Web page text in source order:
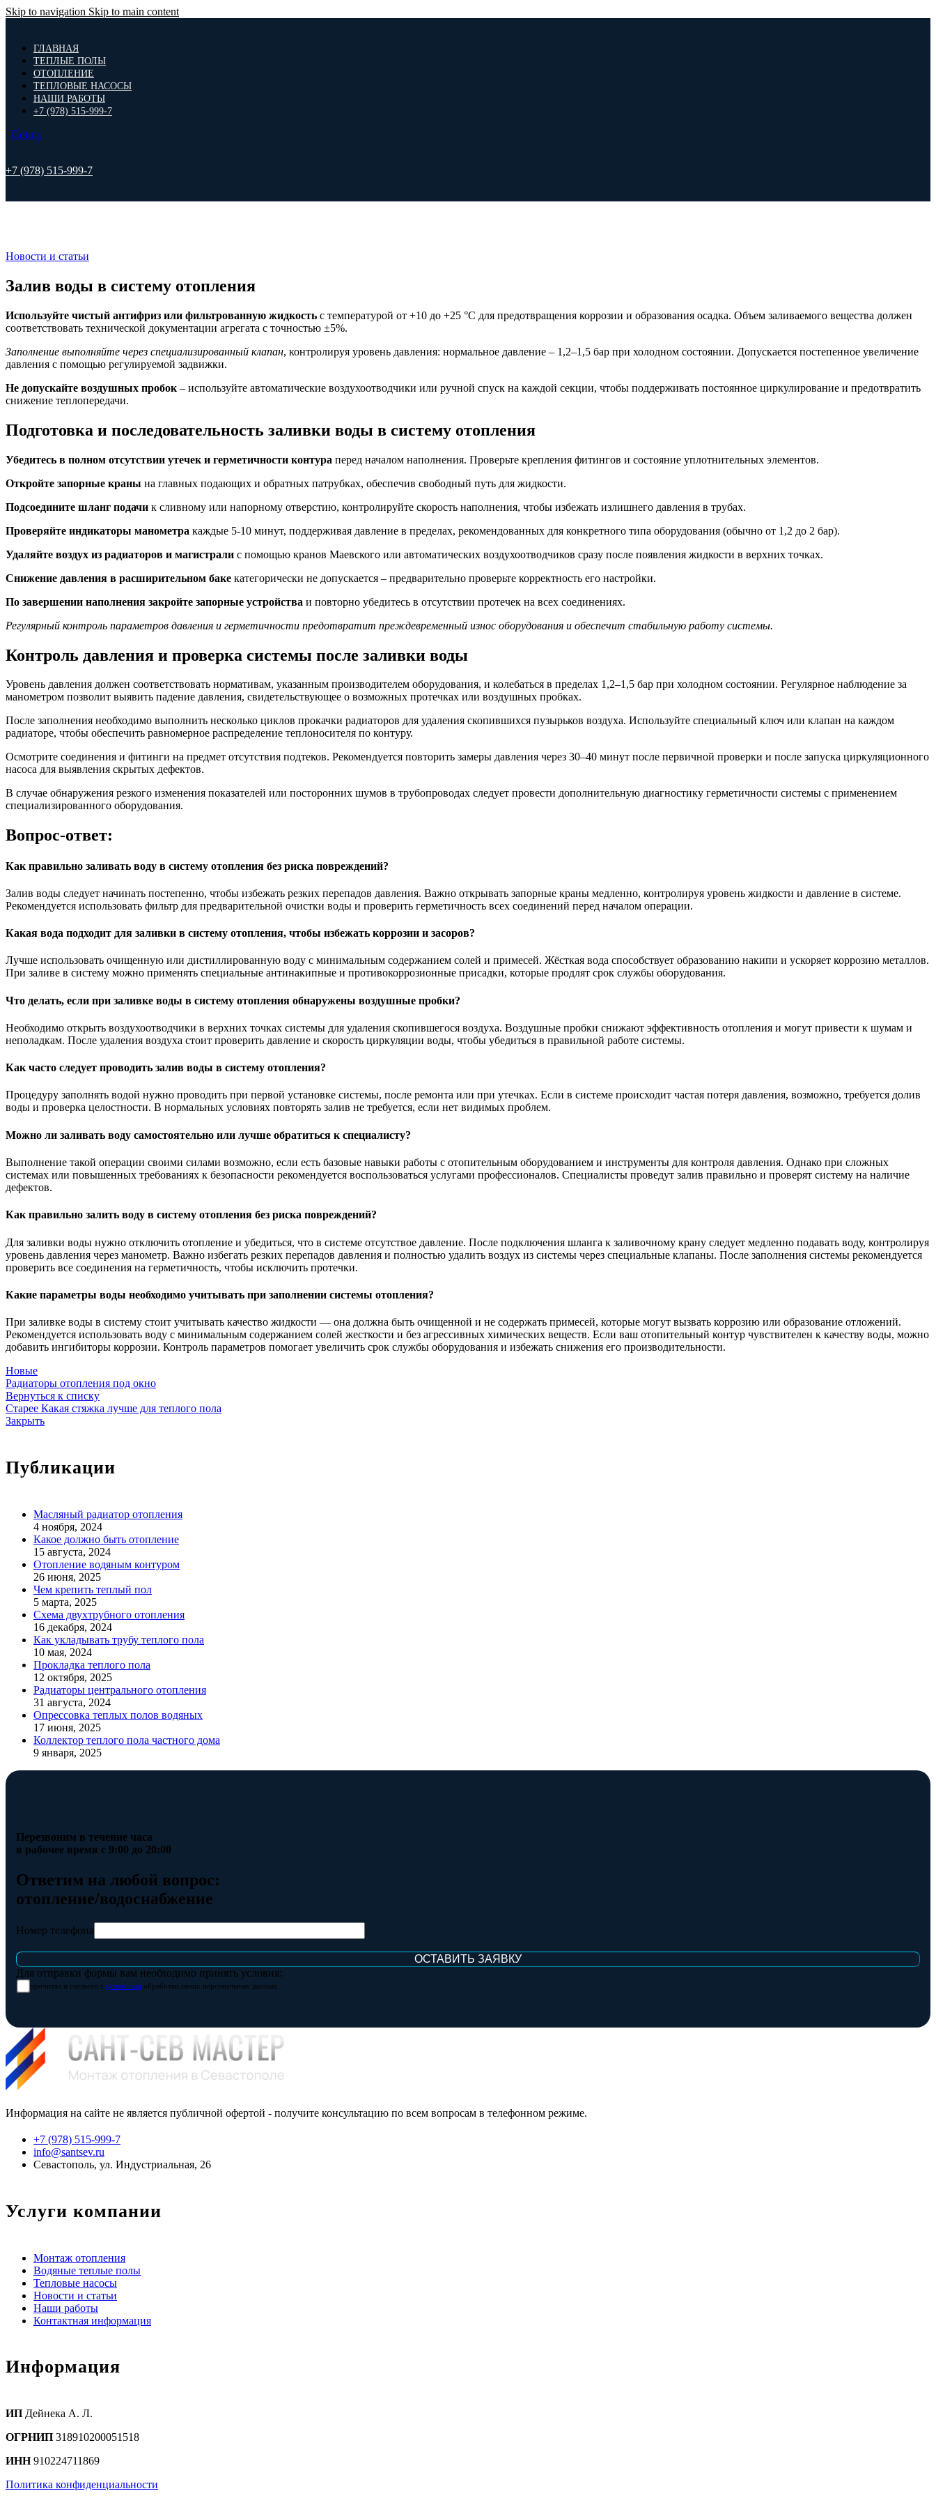
Skip to navigation Skip to main content
ГЛАВНАЯ
ТЕПЛЫЕ ПОЛЫ
ОТОПЛЕНИЕ
ТЕПЛОВЫЕ НАСОСЫ
НАШИ РАБОТЫ
+7 (978) 515-999-7
Поиск
+7 (978) 515-999-7
Новости и статьи
Залив воды в систему отопления
Используйте чистый антифриз или фильтрованную жидкость с температурой от +10 до +25 °C для предотвращения коррозии и образования осадка. Объем заливаемого вещества должен
соответствовать технической документации агрегата с точностью ±5%.
Заполнение выполняйте через специализированный клапан, контролируя уровень давления: нормальное давление – 1,2–1,5 бар при холодном состоянии. Допускается постепенное увеличение
давления с помощью регулируемой задвижки.
Не допускайте воздушных пробок – используйте автоматические воздухоотводчики или ручной спуск на каждой секции, чтобы поддерживать постоянное циркулирование и предотвратить
снижение теплопередачи.
Подготовка и последовательность заливки воды в систему отопления
Убедитесь в полном отсутствии утечек и герметичности контура перед началом наполнения. Проверьте крепления фитингов и состояние уплотнительных элементов.
Откройте запорные краны на главных подающих и обратных патрубках, обеспечив свободный путь для жидкости.
Подсоедините шланг подачи к сливному или напорному отверстию, контролируйте скорость наполнения, чтобы избежать излишнего давления в трубах.
Проверяйте индикаторы манометра каждые 5-10 минут, поддерживая давление в пределах, рекомендованных для конкретного типа оборудования (обычно от 1,2 до 2 бар).
Удаляйте воздух из радиаторов и магистрали с помощью кранов Маевского или автоматических воздухоотводчиков сразу после появления жидкости в верхних точках.
Снижение давления в расширительном баке категорически не допускается – предварительно проверьте корректность его настройки.
По завершении наполнения закройте запорные устройства и повторно убедитесь в отсутствии протечек на всех соединениях.
Регулярный контроль параметров давления и герметичности предотвратит преждевременный износ оборудования и обеспечит стабильную работу системы.
Контроль давления и проверка системы после заливки воды
Уровень давления должен соответствовать нормативам, указанным производителем оборудования, и колебаться в пределах 1,2–1,5 бар при холодном состоянии. Регулярное наблюдение за
манометром позволит выявить падение давления, свидетельствующее о возможных протечках или воздушных пробках.
После заполнения необходимо выполнить несколько циклов прокачки радиаторов для удаления скопившихся пузырьков воздуха. Используйте специальный ключ или клапан на каждом
радиаторе, чтобы обеспечить равномерное распределение теплоносителя по контуру.
Осмотрите соединения и фитинги на предмет отсутствия подтеков. Рекомендуется повторить замеры давления через 30–40 минут после первичной проверки и после запуска циркуляционного
насоса для выявления скрытых дефектов.
В случае обнаружения резкого изменения показателей или посторонних шумов в трубопроводах следует провести дополнительную диагностику герметичности системы с применением
специализированного оборудования.
Вопрос-ответ:
Как правильно заливать воду в систему отопления без риска повреждений?
Залив воды следует начинать постепенно, чтобы избежать резких перепадов давления. Важно открывать запорные краны медленно, контролируя уровень жидкости и давление в системе.
Рекомендуется использовать фильтр для предварительной очистки воды и проверить герметичность всех соединений перед началом операции.
Какая вода подходит для заливки в систему отопления, чтобы избежать коррозии и засоров?
Лучше использовать очищенную или дистиллированную воду с минимальным содержанием солей и примесей. Жёсткая вода способствует образованию накипи и ускоряет коррозию металлов.
При заливе в систему можно применять специальные антинакипные и противокоррозионные присадки, которые продлят срок службы оборудования.
Что делать, если при заливке воды в систему отопления обнаружены воздушные пробки?
Необходимо открыть воздухоотводчики в верхних точках системы для удаления скопившегося воздуха. Воздушные пробки снижают эффективность отопления и могут привести к шумам и
неполадкам. После удаления воздуха стоит проверить давление и скорость циркуляции воды, чтобы убедиться в правильной работе системы.
Как часто следует проводить залив воды в систему отопления?
Процедуру заполнять водой нужно проводить при первой установке системы, после ремонта или при утечках. Если в системе происходит частая потеря давления, возможно, требуется долив
воды и проверка целостности. В нормальных условиях повторять залив не требуется, если нет видимых проблем.
Можно ли заливать воду самостоятельно или лучше обратиться к специалисту?
Выполнение такой операции своими силами возможно, если есть базовые навыки работы с отопительным оборудованием и инструменты для контроля давления. Однако при сложных
системах или повышенных требованиях к безопасности рекомендуется воспользоваться услугами профессионалов. Специалисты проведут залив правильно и проверят систему на наличие
дефектов.
Как правильно залить воду в систему отопления без риска повреждений?
Для заливки воды нужно отключить отопление и убедиться, что в системе отсутствое давление. После подключения шланга к заливочному крану следует медленно подавать воду, контролируя
уровень давления через манометр. Важно избегать резких перепадов давления и полностью удалить воздух из системы через специальные клапаны. После заполнения системы рекомендуется
проверить все соединения на герметичность, чтобы исключить протечки.
Какие параметры воды необходимо учитывать при заполнении системы отопления?
При заливке воды в систему стоит учитывать качество жидкости — она должна быть очищенной и не содержать примесей, которые могут вызвать коррозию или образование отложений.
Рекомендуется использовать воду с минимальным содержанием солей жесткости и без агрессивных химических веществ. Если ваш отопительный контур чувствителен к качеству воды, можно
добавить ингибиторы коррозии. Контроль параметров помогает увеличить срок службы оборудования и избежать снижения его производительности.
Новые
Радиаторы отопления под окно
Вернуться к списку
Старее Какая стяжка лучше для теплого пола
Закрыть
Публикации
Масляный радиатор отопления
4 ноября, 2024
Какое должно быть отопление
15 августа, 2024
Отопление водяным контуром
26 июня, 2025
Чем крепить теплый пол
5 марта, 2025
Схема двухтрубного отопления
16 декабря, 2024
Как укладывать трубу теплого пола
10 мая, 2024
Прокладка теплого пола
12 октября, 2025
Радиаторы центрального отопления
31 августа, 2024
Опрессовка теплых полов водяных
17 июня, 2025
Коллектор теплого пола частного дома
9 января, 2025
Перезвоним в течение часа
в рабочее время с 9:00 до 20:00
Ответим на любой вопрос:
отопление/водоснабжение
Номер телефона
Для отправки формы вам необходимо принять условия:
прочитал и согласен с условиями обработки своих персональных данных
Информация на сайте не является публичной офертой - получите консультацию по всем вопросам в телефонном режиме.
+7 (978) 515-999-7
info@santsev.ru
Севастополь, ул. Индустриальная, 26
Услуги компании
Монтаж отопления
Водяные теплые полы
Тепловые насосы
Новости и статьи
Наши работы
Контактная информация
Информация
ИП Дейнека А. Л.
ОГРНИП 318910200051518
ИНН910224711869
Политика конфиденциальности